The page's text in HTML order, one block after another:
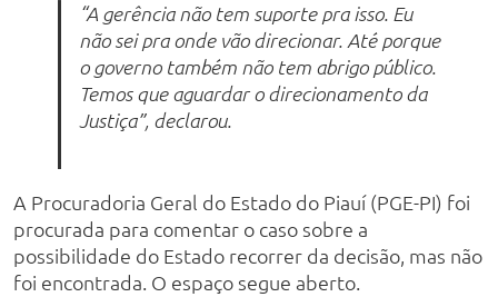
“A gerência não tem suporte pra isso. Eu
não sei pra onde vão direcionar. Até porque
o governo também não tem abrigo público.
Temos que aguardar o direcionamento da
Justiça”, declarou.
A Procuradoria Geral do Estado do Piauí (PGE-PI) foi
procurada para comentar o caso sobre a
possibilidade do Estado recorrer da decisão, mas não
foi encontrada. O espaço segue aberto.